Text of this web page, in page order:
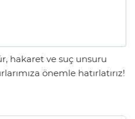
hakaret ve suç unsuru
önemle hatırlatırız!